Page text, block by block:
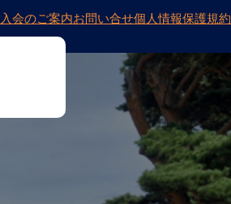
入会のご案内お問い合せ個人情報保護規約